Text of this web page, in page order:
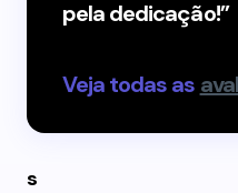
pela dedicação!”
Veja todas as
s